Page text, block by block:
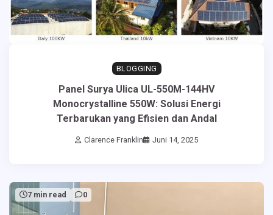
BLOGGING
Panel Surya Ulica UL-550M-144HV
Monocrystalline 550W: Solusi Energi
Terbarukan yang Efisien dan Andal
Clarence Franklin Juni 14, 2025
7 min read 0